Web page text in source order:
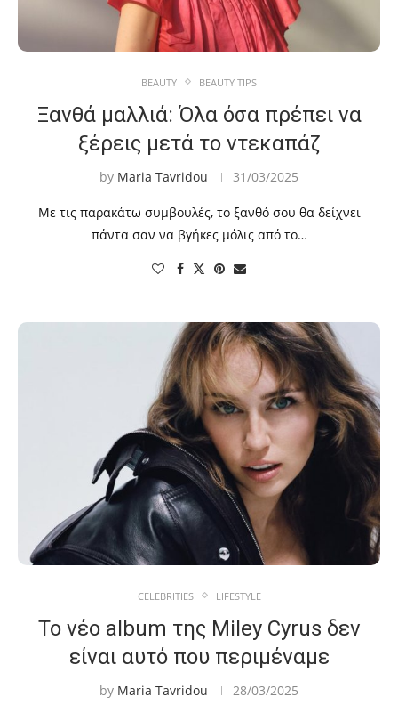
BEAUTY BEAUTY TIPS
Ξανθά μαλλιά: Όλα όσα πρέπει να
ξέρεις μετά το ντεκαπάζ
by Maria Tavridou 31/03/2025
Με τις παρακάτω συμβουλές, το ξανθό σου θα δείχνει
πάντα σαν να βγήκες μόλις από το…
CELEBRITIES LIFESTYLE
Το νέο album της Miley Cyrus δεν
είναι αυτό που περιμέναμε
by Maria Tavridou 28/03/2025